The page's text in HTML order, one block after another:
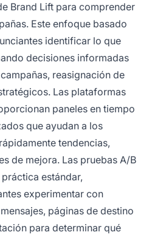
Brand Lift para comprender
Este enfoque basado
identificar lo que
decisiones informadas
reasignación de
Las plataformas
paneles en tiempo
que ayudan a los
tendencias,
de mejora. Las pruebas A/B
estándar,
experimentar con
páginas de destino
para determinar qué